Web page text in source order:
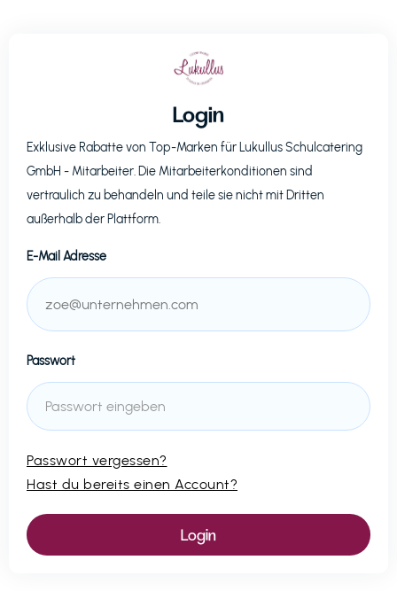
Login
Exklusive Rabatte von Top-Marken für Lukullus Schulcatering
GmbH - Mitarbeiter. Die Mitarbeiterkonditionen sind
vertraulich zu behandeln und teile sie nicht mit Dritten
außerhalb der Plattform.
E-Mail Adresse
Passwort
Passwort vergessen?
Hast du bereits einen Account?